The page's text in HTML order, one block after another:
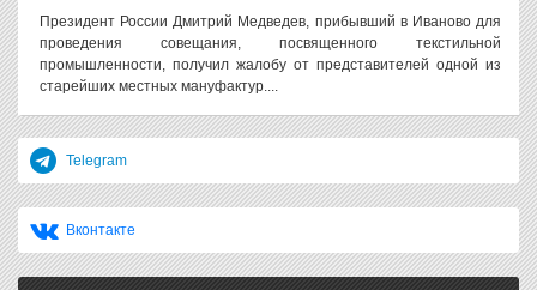
Президент России Дмитрий Медведев, прибывший в Иваново для
проведения совещания, посвященного текстильной
промышленности, получил жалобу от представителей одной из
старейших местных мануфактур....
Telegram
Вконтакте